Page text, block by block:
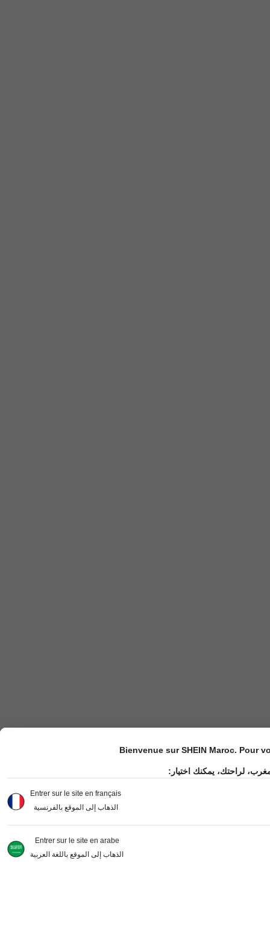
Bienvenue sur SHEIN Maroc. Pour
لراحتك، يمكنك اختيار:
Entrer sur le site en français
الذهاب إلى الموقع بالفرنسية
Entrer sur le site en arabe
الذهاب إلى الموقع باللغة العربية